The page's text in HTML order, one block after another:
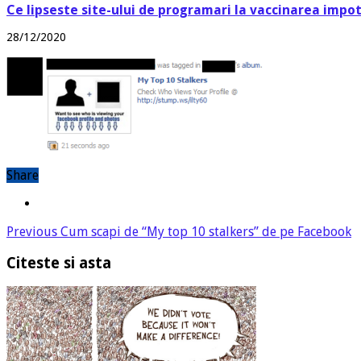
Ce lipseste site-ului de programari la vaccinarea
28/12/2020
Share
Previous Cum scapi de “My top 10 stalkers” de pe Facebook
Citeste si asta